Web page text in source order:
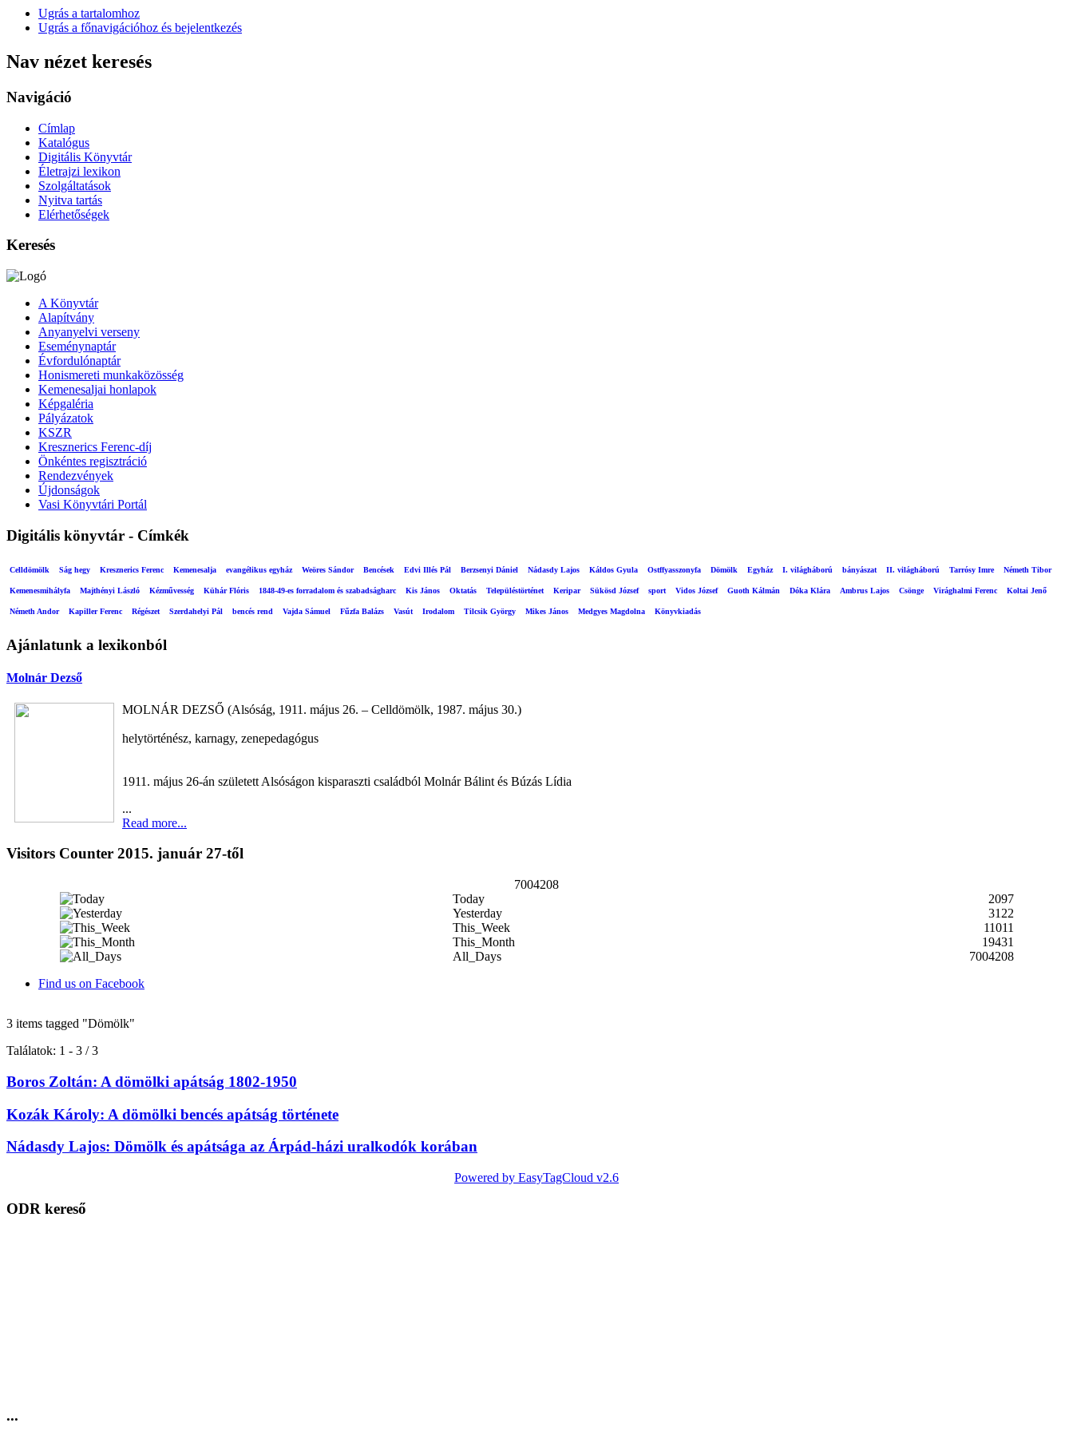
Ugrás a tartalomhoz
Ugrás a főnavigációhoz és bejelentkezés
Nav nézet keresés
Navigáció
Címlap
Katalógus
Digitális Könyvtár
Életrajzi lexikon
Szolgáltatások
Nyitva tartás
Elérhetőségek
Keresés
A Könyvtár
Alapítvány
Anyanyelvi verseny
Eseménynaptár
Évfordulónaptár
Honismereti munkaközösség
Kemenesaljai honlapok
Képgaléria
Pályázatok
KSZR
Kresznerics Ferenc-díj
Önkéntes regisztráció
Rendezvények
Újdonságok
Vasi Könyvtári Portál
Digitális könyvtár - Címkék
Celldömölk Ság hegy Kresznerics Ferenc Kemenesalja evangélikus egyház Weöres Sándor Bencések Edvi Illés Pál Berzsenyi Dániel Nádasdy Lajos Káldos Gyula Ostffyasszonyfa Dömölk Egyház I. világháború bányászat II. világháború Tarrósy Imre Németh Tibor
Kemenesmihályfa Majthényi László Kézművesség Kühár Flóris 1848-49-es forradalom és szabadságharc Kis János Oktatás Településtörténet Keripar Sükösd József sport Vidos József Guoth Kálmán Dóka Klára Ambrus Lajos Csönge Virághalmi Ferenc Koltai Jenő
Németh Andor Kapiller Ferenc Régészet Szerdahelyi Pál bencés rend Vajda Sámuel Fűzfa Balázs Vasút Irodalom Tilcsik György Mikes János Medgyes Magdolna Könyvkiadás
Ajánlatunk a lexikonból
Molnár Dezső
MOLNÁR DEZSŐ (Alsóság, 1911. május 26. – Celldömölk, 1987. május 30.)
helytörténész, karnagy, zenepedagógus
1911. május 26-án született Alsóságon kisparaszti családból Molnár Bálint és Búzás Lídia
...
Read more...
Visitors Counter 2015. január 27-től
7004208
Today
2097
Yesterday
3122
This_Week
11011
This_Month
19431
All_Days
7004208
Find us on Facebook
3 items tagged "Dömölk"
Találatok: 1 - 3 / 3
Boros Zoltán: A dömölki apátság 1802-1950
Kozák Károly: A dömölki bencés apátság története
Nádasdy Lajos: Dömölk és apátsága az Árpád-házi uralkodók korában
Powered by EasyTagCloud v2.6
ODR kereső
...